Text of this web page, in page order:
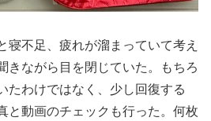
寝不足、疲れが溜まっていて考え
きながら目を閉じていた。もちろ
たわけではなく、少し回復する
と動画のチェックも行った。何枚